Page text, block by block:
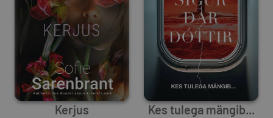
Kerjus Kes tulega mängib...